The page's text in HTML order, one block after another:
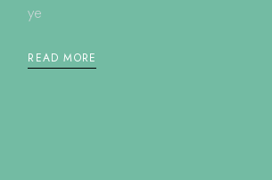
ye
READ MORE